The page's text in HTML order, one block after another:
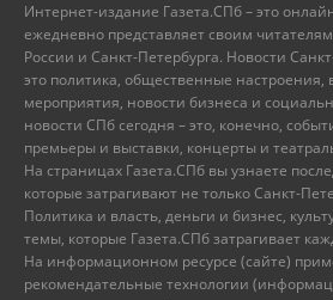
Интернет-издание Газета.СПб – это
ежедневно представляет своим
России и Санкт-Петербурга. Новости
это политика, общественные
мероприятия, новости бизнеса и
новости СПб сегодня – это, конечно,
премьеры и выставки, концерты и
На страницах Газета.СПб вы узнаете
которые затрагивают не только Санкт-
Политика и власть, деньги и бизнес,
темы, которые Газета.СПб затрагивает
На информационном ресурсе (сайте)
рекомендательные технологии